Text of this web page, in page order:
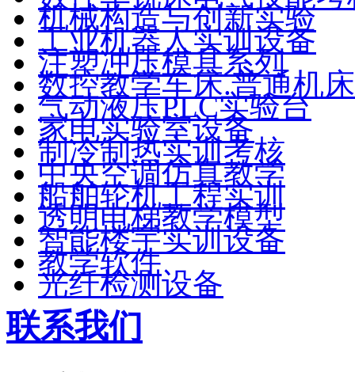
机械构造与创新实验
工业机器人实训设备
注塑冲压模具系列
数控教学车床.普通机床
气动液压PLC实验台
家电实验室设备
制冷制热实训考核
中央空调仿真教学
船舶轮机工程实训
透明电梯教学模型
智能楼宇实训设备
教学软件
光纤检测设备
联系我们